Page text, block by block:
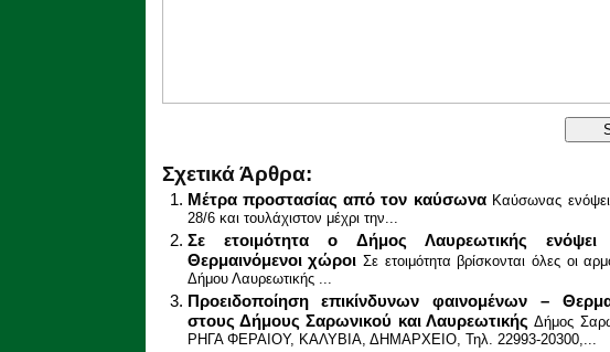
Σχετικά Άρθρα:
Μέτρα προστασίας από τον καύσωνα Καύσωνας
28/6 και τουλάχιστον μέχρι την...
Σε ετοιμότητα ο Δήμος Λαυρεωτικής
Θερμαινόμενοι χώροι Σε ετοιμότητα βρίσκονται όλες οι
Δήμου Λαυρεωτικής ...
Προειδοποίηση επικίνδυνων φαινομένων –
στους Δήμους Σαρωνικού και Λαυρεωτικής Δήμος
ΡΗΓΑ ΦΕΡΑΙΟΥ, ΚΑΛΥΒΙΑ, ΔΗΜΑΡΧΕΙΟ, Τηλ. 22993-20300,...